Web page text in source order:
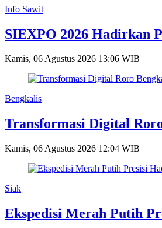
Info Sawit
SIEXPO 2026 Hadirkan
Kamis, 06 Agustus 2026 13:06 WIB
Bengkalis
Transformasi Digital
Kamis, 06 Agustus 2026 12:04 WIB
Siak
Ekspedisi Merah Putih